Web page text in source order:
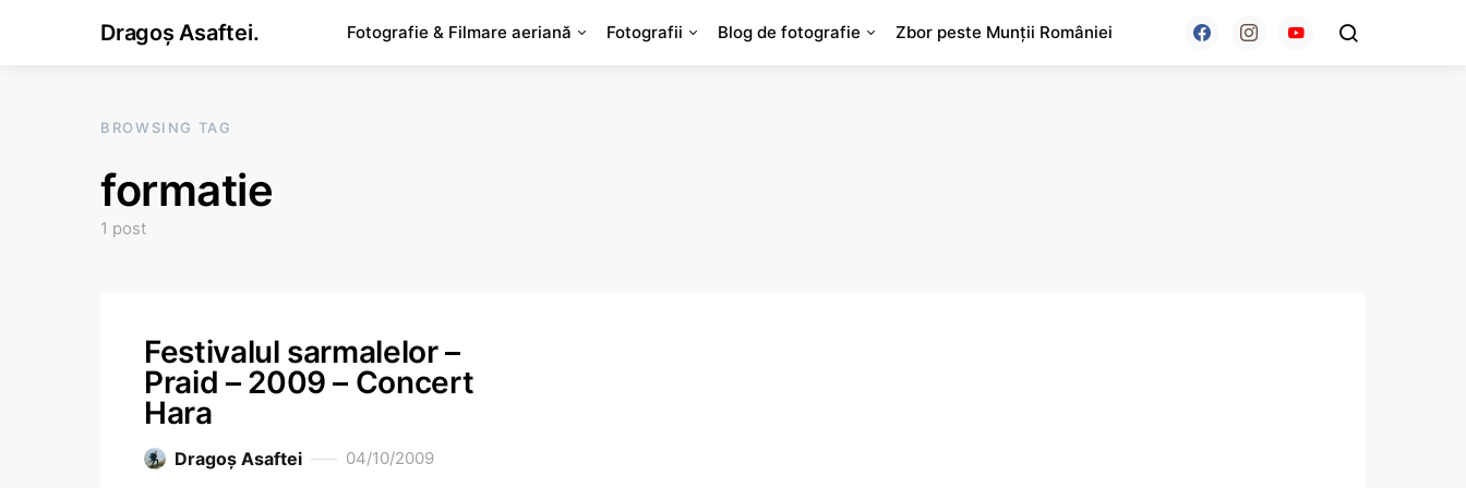
Dragoș Asaftei. Fotografie & Filmare aeriană Fotografii Blog de fotografie Zbor peste Munții României
BROWSING TAG
formatie
1 post
Festivalul sarmalelor –
Praid – 2009 – Concert
Hara
Dragoş Asaftei 04/10/2009